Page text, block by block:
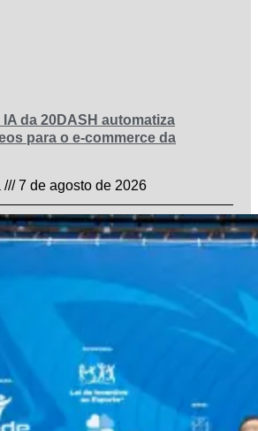
da 20DASH automatiza
para o e-commerce da
7 de agosto de 2026